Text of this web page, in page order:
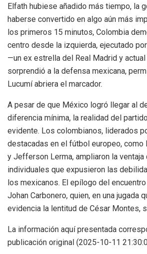
Elfath hubiese añadido más tiempo, la
haberse convertido en algo aún más
los primeros 15 minutos, Colombia
centro desde la izquierda, ejecutado
—un ex estrella del Real Madrid y
sorprendió a la defensa mexicana,
Lucumí abriera el marcador.
A pesar de que México logró llegar al
diferencia mínima, la realidad del
evidente. Los colombianos, liderados
destacadas en el fútbol europeo, como
y Jefferson Lerma, ampliaron la ventaja
individuales que expusieron las
los mexicanos. El epílogo del
Johan Carbonero, quien, en una jugada
evidencia la lentitud de César Montes,
La información aquí presentada
publicación original (2025-10-11